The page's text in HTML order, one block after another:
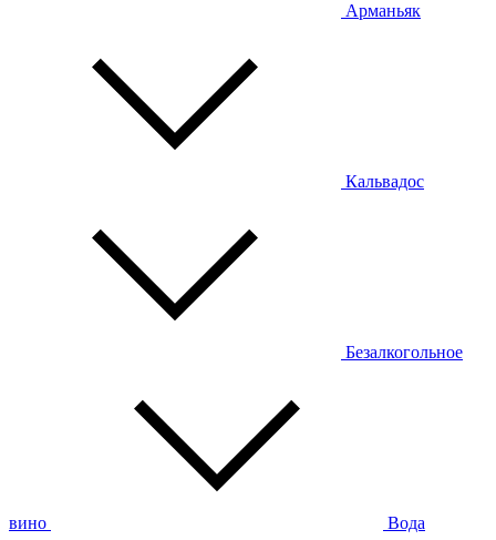
Арманьяк
Кальвадос
Безалкогольное
вино Вода